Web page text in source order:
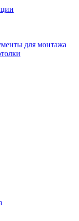
для монтажа